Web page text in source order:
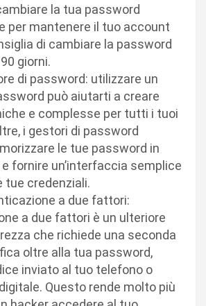
la tua password
per mantenere il tuo account
di cambiare la password
giorni.
di password: utilizzare un
può aiutarti a creare
e complesse per tutti i tuoi
i gestori di password
le tue password in
fornire un’interfaccia semplice
tue credenziali.
a due fattori:
a due fattori è un ulteriore
che richiede una seconda
oltre alla tua password,
inviato al tuo telefono o
Questo rende molto più